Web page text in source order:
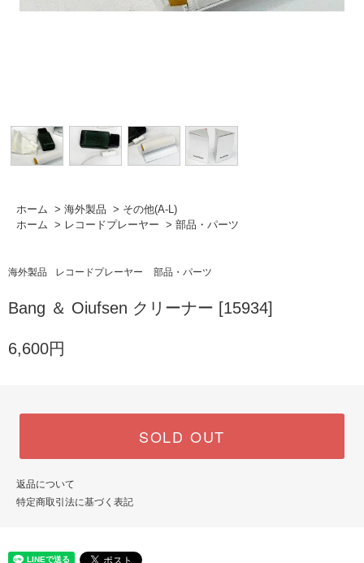
ホーム > 海外製品 > その他(A-L)
ホーム > レコードプレーヤー > 部品・パーツ
海外製品 レコードプレーヤー 部品・パーツ
Bang ＆ Oiufsen クリーナー [15934]
6,600円
SOLD OUT
返品について
特定商取引法に基づく表記